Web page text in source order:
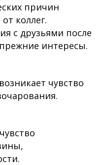
причин
коллег.
с друзьями после
интересы.
чувство